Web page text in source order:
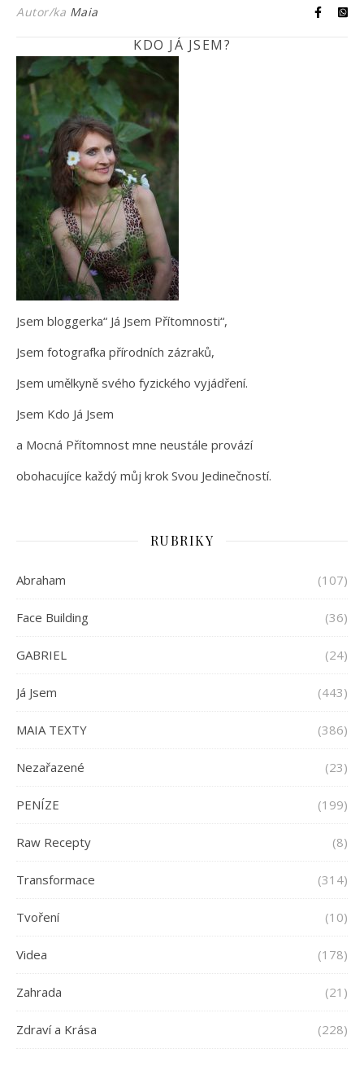
Autor/ka Maia
KDO JÁ JSEM?
Jsem bloggerka“ Já Jsem Přítomnosti“,
Jsem fotografka přírodních zázraků,
Jsem umělkyně svého fyzického vyjádření.
Jsem Kdo Já Jsem
a Mocná Přítomnost mne neustále provází
obohacujíce každý můj krok Svou Jedinečností.
RUBRIKY
Abraham (107)
Face Building (36)
GABRIEL (24)
Já Jsem (443)
MAIA TEXTY (386)
Nezařazené (23)
PENÍZE (199)
Raw Recepty (8)
Transformace (314)
Tvoření (10)
Videa (178)
Zahrada (21)
Zdraví a Krása (228)